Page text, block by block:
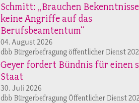
Schmitt: „Brauchen
keine Angriffe auf das
Berufsbeamtentum“
04. August 2026
dbb Bürgerbefragung öffentlicher Dienst
Geyer fordert Bündnis für einen
Staat
30. Juli 2026
dbb Bürgerbefragung Öffentlicher Dienst